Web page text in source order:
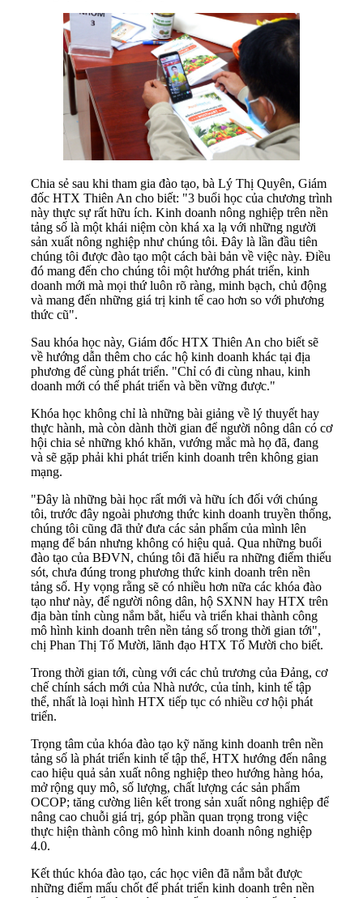
Chia sẻ sau khi tham gia đào tạo, bà Lý Thị Quyên, Giám
đốc HTX Thiên An cho biết: "3 buổi học của chương trình
này thực sự rất hữu ích. Kinh doanh nông nghiệp trên nền
tảng số là một khái niệm còn khá xa lạ với những người
sản xuất nông nghiệp như chúng tôi. Đây là lần đầu tiên
chúng tôi được đào tạo một cách bài bản về việc này. Điều
đó mang đến cho chúng tôi một hướng phát triển, kinh
doanh mới mà mọi thứ luôn rõ ràng, minh bạch, chủ động
và mang đến những giá trị kinh tế cao hơn so với phương
thức cũ".
Sau khóa học này, Giám đốc HTX Thiên An cho biết sẽ
về hướng dẫn thêm cho các hộ kinh doanh khác tại địa
phương để cùng phát triển. "Chỉ có đi cùng nhau, kinh
doanh mới có thể phát triển và bền vững được."
Khóa học không chỉ là những bài giảng về lý thuyết hay
thực hành, mà còn dành thời gian để người nông dân có cơ
hội chia sẻ những khó khăn, vướng mắc mà họ đã, đang
và sẽ gặp phải khi phát triển kinh doanh trên không gian
mạng.
"Đây là những bài học rất mới và hữu ích đối với chúng
tôi, trước đây ngoài phương thức kinh doanh truyền thống,
chúng tôi cũng đã thử đưa các sản phẩm của mình lên
mạng để bán nhưng không có hiệu quả. Qua những buổi
đào tạo của BĐVN, chúng tôi đã hiểu ra những điểm thiếu
sót, chưa đúng trong phương thức kinh doanh trên nền
tảng số. Hy vọng rằng sẽ có nhiều hơn nữa các khóa đào
tạo như này, để người nông dân, hộ SXNN hay HTX trên
địa bàn tỉnh cùng nắm bắt, hiểu và triển khai thành công
mô hình kinh doanh trên nền tảng số trong thời gian tới",
chị Phan Thị Tố Mười, lãnh đạo HTX Tố Mười cho biết.
Trong thời gian tới, cùng với các chủ trương của Đảng, cơ
chế chính sách mới của Nhà nước, của tỉnh, kinh tế tập
thể, nhất là loại hình HTX tiếp tục có nhiều cơ hội phát
triển.
Trọng tâm của khóa đào tạo kỹ năng kinh doanh trên nền
tảng số là phát triển kinh tế tập thể, HTX hướng đến nâng
cao hiệu quả sản xuất nông nghiệp theo hướng hàng hóa,
mở rộng quy mô, số lượng, chất lượng các sản phẩm
OCOP; tăng cường liên kết trong sản xuất nông nghiệp để
nâng cao chuỗi giá trị, góp phần quan trọng trong việc
thực hiện thành công mô hình kinh doanh nông nghiệp
4.0.
Kết thúc khóa đào tạo, các học viên đã nắm bắt được
những điểm mấu chốt để phát triển kinh doanh trên nền